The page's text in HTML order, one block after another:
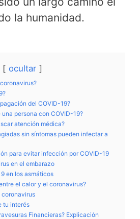
la humanidad.
ocultar
del COVID-19?
persona con COVID-19?
atención médica?
sin síntomas pueden infectar a
para evitar infección por COVID-19
en el embarazo
en los asmáticos
el calor y el coronavirus?
coronavirus
tu interés
Financieras? Explicación